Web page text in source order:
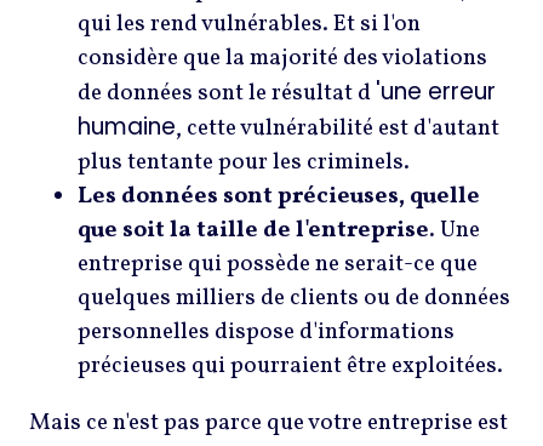
qui les rend vulnérables. Et si l'on
considère que la majorité des violations
de données sont le résultat d'une erreur
humaine, cette vulnérabilité est d'autant
plus tentante pour les criminels.
Les données sont précieuses, quelle
que soit la taille de l'entreprise.Une
entreprise qui possède ne serait-ce que
quelques milliers de clients ou de données
personnelles dispose d'informations
précieuses qui pourraient être exploitées.
Mais ce n'est pas parce que votre entreprise est